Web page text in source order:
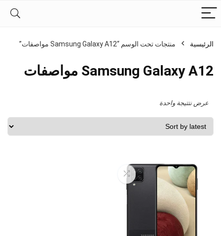
الرئيسية منتجات تحت الوسم “Samsung Galaxy A12 مواصفات”
Samsung Galaxy A12 مواصفات
عرض نتتيجة واحدة